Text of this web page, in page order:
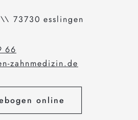
73730 esslingen
66
zahnmedizin.de
online